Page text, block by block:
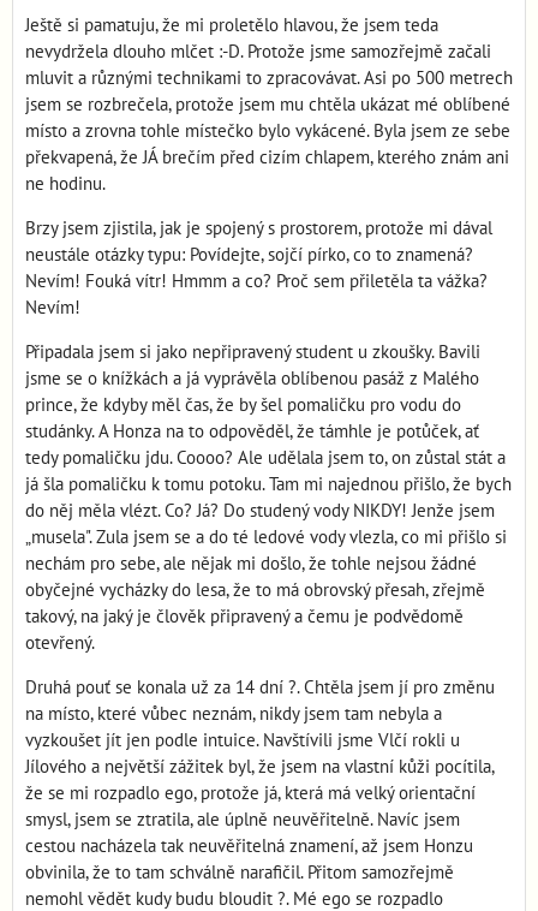
Ještě si pamatuju, že mi proletělo hlavou, že jsem teda
nevydržela dlouho mlčet :-D. Protože jsme samozřejmě začali
mluvit a různými technikami to zpracovávat. Asi po 500 metrech
jsem se rozbrečela, protože jsem mu chtěla ukázat mé oblíbené
místo a zrovna tohle místečko bylo vykácené. Byla jsem ze sebe
překvapená, že JÁ brečím před cizím chlapem, kterého znám ani
ne hodinu.
Brzy jsem zjistila, jak je spojený s prostorem, protože mi dával
neustále otázky typu: Povídejte, sojčí pírko, co to znamená?
Nevím! Fouká vítr! Hmmm a co? Proč sem přiletěla ta vážka?
Nevím!
Připadala jsem si jako nepřipravený student u zkoušky. Bavili
jsme se o knížkách a já vyprávěla oblíbenou pasáž z Malého
prince, že kdyby měl čas, že by šel pomaličku pro vodu do
studánky. A Honza na to odpověděl, že támhle je potůček, ať
tedy pomaličku jdu. Coooo? Ale udělala jsem to, on zůstal stát a
já šla pomaličku k tomu potoku. Tam mi najednou přišlo, že bych
do něj měla vlézt. Co? Já? Do studený vody NIKDY! Jenže jsem
„musela". Zula jsem se a do té ledové vody vlezla, co mi přišlo si
nechám pro sebe, ale nějak mi došlo, že tohle nejsou žádné
obyčejné vycházky do lesa, že to má obrovský přesah, zřejmě
takový, na jaký je člověk připravený a čemu je podvědomě
otevřený.
Druhá pouť se konala už za 14 dní ?. Chtěla jsem jí pro změnu
na místo, které vůbec neznám, nikdy jsem tam nebyla a
vyzkoušet jít jen podle intuice. Navštívili jsme Vlčí rokli u
Jílového a největší zážitek byl, že jsem na vlastní kůži pocítila,
že se mi rozpadlo ego, protože já, která má velký orientační
smysl, jsem se ztratila, ale úplně neuvěřitelně. Navíc jsem
cestou nacházela tak neuvěřitelná znamení, až jsem Honzu
obvinila, že to tam schválně narafičil. Přitom samozřejmě
nemohl vědět kudy budu bloudit ?. Mé ego se rozpadlo